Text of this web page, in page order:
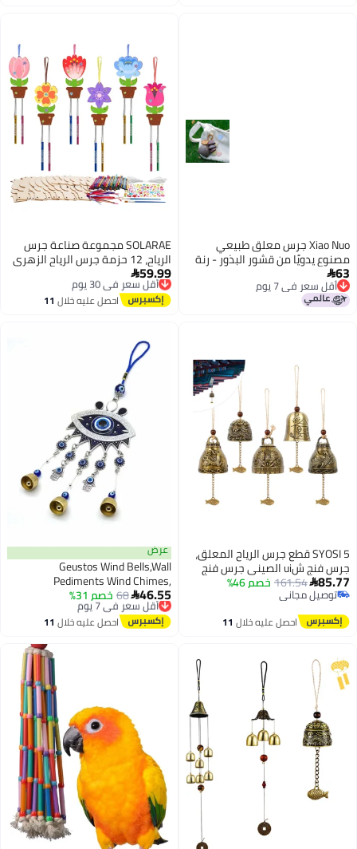
Xiao Nuo جرس معلق طبيعي
مصنوع يدويًا من قشور البذور - رنة
شفاء وسحر للحقائب
63
أقل سعر في 7 يوم
أقل سعر في 7 يوم
SOLARAE مجموعة صناعة جرس
الرياح، 12 حزمة جرس الرياح الزهري
للأطفال اصنع أجراس الرياح الزهرية
الخاصة بك زينة DIY تلوين فن وحرف
خشبية لأنشطة فن الربيع والصيف
59.99
أقل سعر في 30 يوم
توصيل مجاني
أقل سعر في 30 يوماحصل عليه خلال 11
SYOSI 5 قطع جرس الرياح المعلق،
جرس فنج شui الصيني جرس فنج
شوي القديم، أجراس الرياح، جرس
الحظ، جرس الرياح المعدني، جرس
الرياح لتمنيات الحظ الجيد، لجمال
المنزل والحديقة
85.77
161.54خصم 46%
توصيل مجاني
توصيل مجاني
احصل عليه خلال 11
عرض
Geustos Wind Bells,Wall
Pediments Wind Chimes,
Handcraft Hanging Decoration, for
Car Kitchen Home Garden Patio
Office (3 Bells)
46.55
68 خصم 31%أقل سعر في 7 يوم
توصيل مجاني
أقل سعر في 7 يوماحصل عليه خلال 11